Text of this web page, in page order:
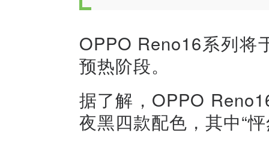
OPPO Reno16系列将
预热阶段。
据了解，OPPO
夜黑四款配色，其中“